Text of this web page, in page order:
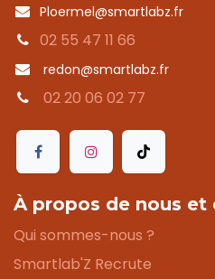
Ploermel@smartlabz.fr
02 55 47 11 66
redon@smartlabz.fr
02 20 06 02 77
À propos de nous et
Qui sommes-nous ?
Smartlab'Z Recrute